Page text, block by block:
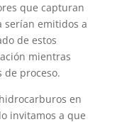
que capturan
serían emitidos a
de estos
mientras
de proceso.
en
invitamos a que